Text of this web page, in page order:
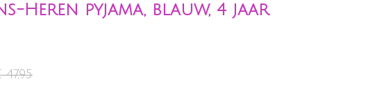
Heren pyjama, blauw, 4 jaar
47,95